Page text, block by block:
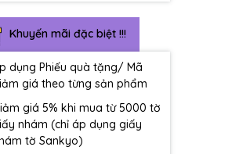
Khuyến mãi đặc biệt !!!
dụng Phiếu quà tặng/ Mã
giá theo từng sản phẩm
giá 5% khi mua từ 5000 tờ
nhám (chỉ áp dụng giấy
tờ Sankyo)